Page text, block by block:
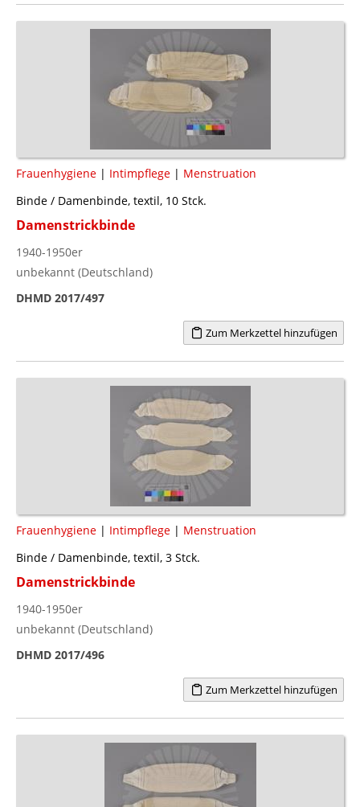
Frauenhygiene | Intimpflege | Menstruation
Binde / Damenbinde, textil, 10 Stck.
Damenstrickbinde
1940-1950er
unbekannt (Deutschland)
DHMD 2017/497
Zum Merkzettel hinzufügen
Frauenhygiene | Intimpflege | Menstruation
Binde / Damenbinde, textil, 3 Stck.
Damenstrickbinde
1940-1950er
unbekannt (Deutschland)
DHMD 2017/496
Zum Merkzettel hinzufügen